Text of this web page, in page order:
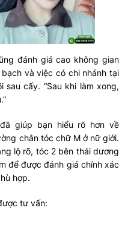
đánh giá cao không gian
và việc có chi nhánh tại
sau cấy. “Sau khi làm xong,
giúp bạn hiểu rõ hơn về
chân tóc chữ M ở nữ giới.
lộ rõ, tóc 2 bên thái dương
để được đánh giá chính xác
hợp.
tư vấn: